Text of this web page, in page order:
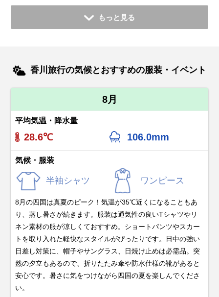
もっと見る
香川旅行の気候とおすすめの服装・イベント
8月
平均気温・降水量
28.6℃ 106.0mm
気候・服装
半袖シャツ ワンピース
8月の四国は真夏のピーク！気温が35℃近くになることもあ
り、蒸し暑さが続きます。服装は通気性の良いTシャツやリ
ネン素材の服が涼しくておすすめ。ショートパンツやスカー
トを取り入れた軽快なスタイルがぴったりです。日中の強い
日差し対策に、帽子やサングラス、日焼け止めは必需品。突
然の夕立もあるので、折りたたみ傘や防水仕様の靴があると
安心です。暑さに気をつけながら四国の夏を楽しんでくださ
い。